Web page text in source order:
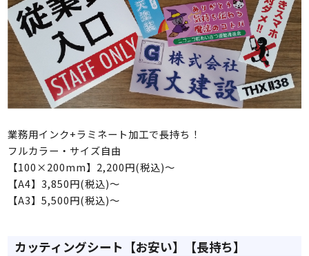
業務用インク+ラミネート加工で長持ち！
フルカラー・サイズ自由
【100×200mm】2,200円(税込)～
【A4】3,850円(税込)～
【A3】5,500円(税込)～
カッティングシート【お安い】【長持ち】